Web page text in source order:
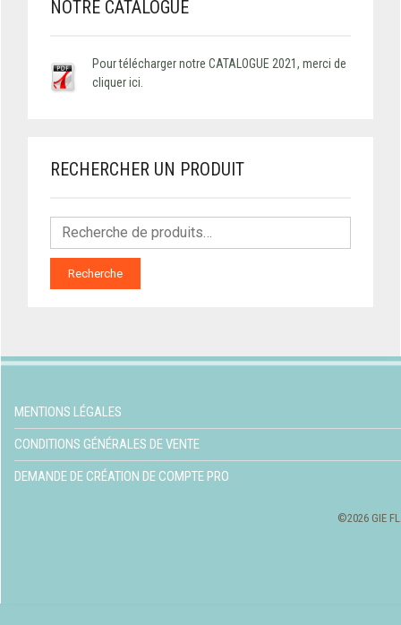
NOTRE CATALOGUE
Pour télécharger notre CATALOGUE 2021, merci de
cliquer ici.
RECHERCHER UN PRODUIT
Recherche
MENTIONS LÉGALES
CONDITIONS GÉNÉRALES DE VENTE
DEMANDE DE CRÉATION DE COMPTE PRO
©2026 GIE